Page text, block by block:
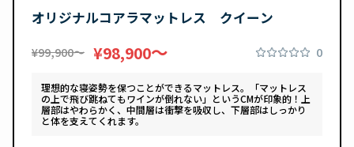
オリジナルコアラマットレス クイーン
¥99,900〜 ¥98,900〜 0
理想的な寝姿勢を保つことができるマットレス。「マットレス
の上で飛び跳ねてもワインが倒れない」というCMが印象的！上
層部はやわらかく、中間層は衝撃を吸収し、下層部はしっかり
と体を支えてくれます。